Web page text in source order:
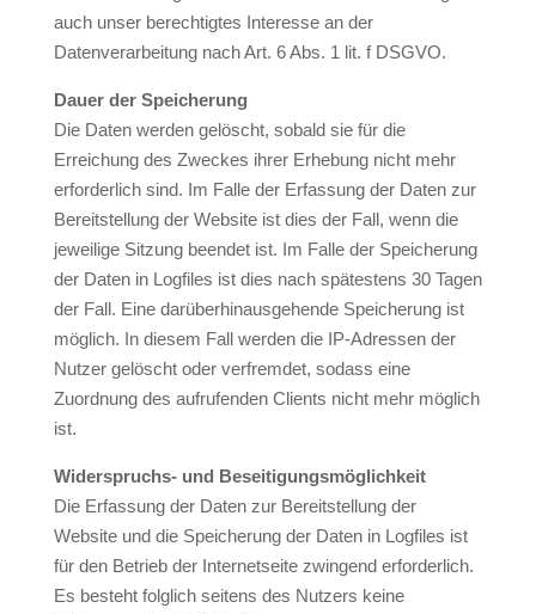
auch unser berechtigtes Interesse an der
Datenverarbeitung nach Art. 6 Abs. 1 lit. f DSGVO.
Dauer der Speicherung
Die Daten werden gelöscht, sobald sie für die
Erreichung des Zweckes ihrer Erhebung nicht mehr
erforderlich sind. Im Falle der Erfassung der Daten zur
Bereitstellung der Website ist dies der Fall, wenn die
jeweilige Sitzung beendet ist. Im Falle der Speicherung
der Daten in Logfiles ist dies nach spätestens 30 Tagen
der Fall. Eine darüberhinausgehende Speicherung ist
möglich. In diesem Fall werden die IP-Adressen der
Nutzer gelöscht oder verfremdet, sodass eine
Zuordnung des aufrufenden Clients nicht mehr möglich
ist.
Widerspruchs- und Beseitigungsmöglichkeit
Die Erfassung der Daten zur Bereitstellung der
Website und die Speicherung der Daten in Logfiles ist
für den Betrieb der Internetseite zwingend erforderlich.
Es besteht folglich seitens des Nutzers keine